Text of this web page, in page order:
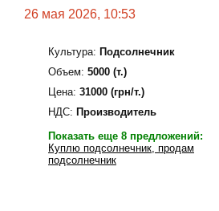
26 мая 2026, 10:53
Культура: Подсолнечник
Объем: 5000 (т.)
Цена: 31000 (грн/т.)
НДС: Производитель
Показать еще 8 предложений:
Куплю подсолнечник, продам
подсолнечник